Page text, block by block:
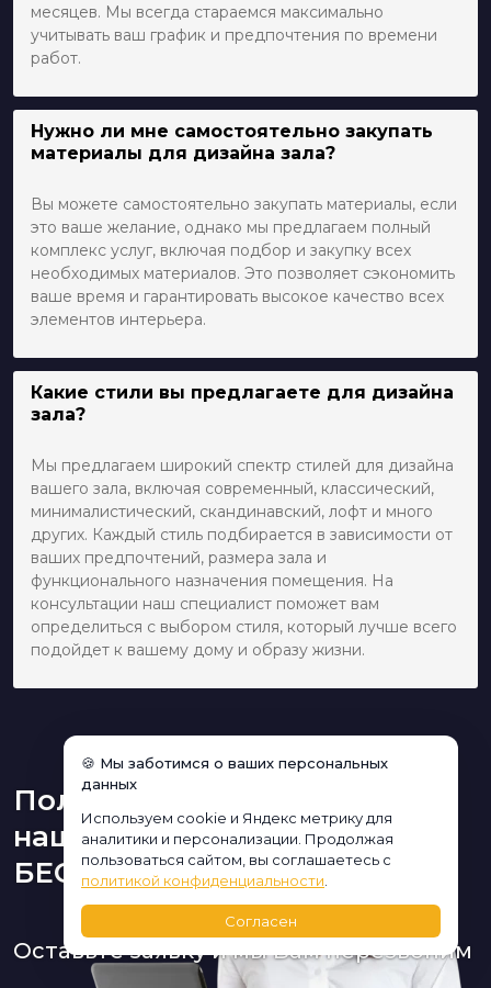
месяцев. Мы всегда стараемся максимально
учитывать ваш график и предпочтения по времени
работ.
Нужно ли мне самостоятельно закупать
материалы для дизайна зала?
Вы можете самостоятельно закупать материалы, если
это ваше желание, однако мы предлагаем полный
комплекс услуг, включая подбор и закупку всех
необходимых материалов. Это позволяет сэкономить
ваше время и гарантировать высокое качество всех
элементов интерьера.
Какие стили вы предлагаете для дизайна
зала?
Мы предлагаем широкий спектр стилей для дизайна
вашего зала, включая современный, классический,
минималистический, скандинавский, лофт и много
других. Каждый стиль подбирается в зависимости от
ваших предпочтений, размера зала и
функционального назначения помещения. На
консультации наш специалист поможет вам
определиться с выбором стиля, который лучше всего
подойдет к вашему дому и образу жизни.
Получите консультацию
нашего дизайнера
БЕСПЛАТНО:
Оставьте заявку и мы Вам перезвоним
🍪 Мы заботимся о ваших персональных
данных
Используем cookie и Яндекс метрику для
аналитики и персонализации. Продолжая
пользоваться сайтом, вы соглашаетесь с
политикой конфиденциальности
Согласен